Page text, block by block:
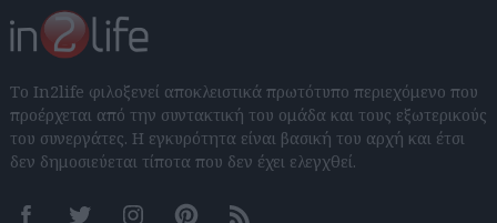
Το In2life φιλοξενεί αποκλειστικά πρωτότυπο περιεχόμενο που
προέρχεται από την συντακτική του ομάδα και τους εξωτερικούς
του συνεργάτες. Η εγκυρότητα είναι βασική του αρχή και έτσι
δεν δημοσιεύεται τίποτα που δεν έχει ελεγχθεί.